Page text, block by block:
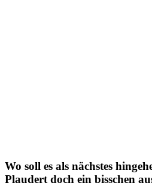
Wo soll es als nächstes
Plaudert doch ein bisschen